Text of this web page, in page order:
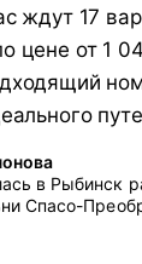
ждут 17
цене от 1
в Рыбинск
Спасо-